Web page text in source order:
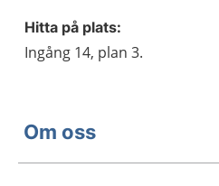
Hitta på plats:
Ingång 14, plan 3.
Om oss